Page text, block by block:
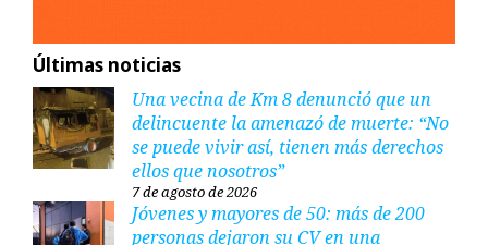
Últimas noticias
Una vecina de Km 8 denunció que un
delincuente la amenazó de muerte: “No
se puede vivir así, tienen más derechos
ellos que nosotros”
7 de agosto de 2026
Jóvenes y mayores de 50: más de 200
personas dejaron su CV en una